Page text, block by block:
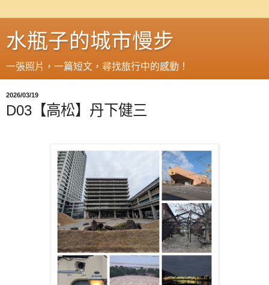
水瓶子的城市慢步
一張照片，一篇短文，尋找旅行中的感動！
2026/03/19
D03【高松】丹下健三